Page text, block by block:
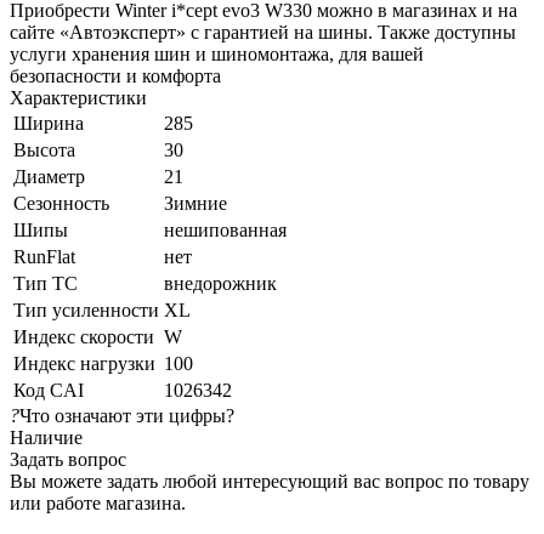
Приобрести Winter i*cept evo3 W330 можно в магазинах и на
сайте «Автоэксперт» с гарантией на шины. Также доступны
услуги хранения шин и шиномонтажа, для вашей
безопасности и комфорта
Характеристики
Ширина
285
Высота
30
Диаметр
21
Сезонность
Зимние
Шипы
нешипованная
RunFlat
нет
Тип ТС
внедорожник
Тип усиленности XL
Индекс скорости W
Индекс нагрузки 100
Код CAI
1026342
?Что означают эти цифры?
Наличие
Задать вопрос
Вы можете задать любой интересующий вас вопрос по товару
или работе магазина.